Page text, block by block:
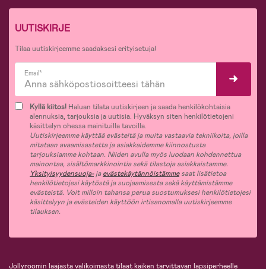
UUTISKIRJE
Tilaa uutiskirjeemme saadaksesi erityisetuja!
Email*
Kyllä kiitos! Haluan tilata uutiskirjeen ja saada henkilökohtaisia
alennuksia, tarjouksia ja uutisia. Hyväksyn siten henkilötietojeni
käsittelyn ohessa mainituilla tavoilla.
Uutiskirjeemme käyttää evästeitä ja muita vastaavia tekniikoita, joilla
mitataan avaamisastetta ja asiakkaidemme kiinnostusta
tarjouksiamme kohtaan. Niiden avulla myös luodaan kohdennettua
mainontaa, sisältömarkkinointia sekä tilastoja asiakkaistamme.
Yksityisyydensuoja-jaevästekäytännöistämmesaat lisätietoa
henkilötietojesi käytöstä ja suojaamisesta sekä käyttämistämme
evästeistä. Voit milloin tahansa perua suostumuksesi henkilötietojesi
käsittelyyn ja evästeiden käyttöön irtisanomalla uutiskirjeemme
tilauksen.
Jollyroomin laajasta valikoimasta tilaat kaiken tarvittavan lapsiperheelle